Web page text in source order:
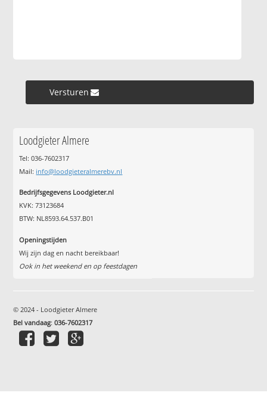
Versturen »
Loodgieter Almere
Tel: 036-7602317
Mail: info@loodgieteralmerebv.nl
Bedrijfsgegevens Loodgieter.nl
KVK: 73123684
BTW: NL8593.64.537.B01
Openingstijden
Wij zijn dag en nacht bereikbaar!
Ook in het weekend en op feestdagen
© 2024 - Loodgieter Almere
Bel vandaag:036-7602317